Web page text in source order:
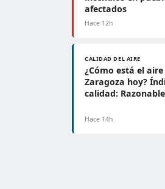
afectados
Hace 12h
CALIDAD DEL AIRE
¿Cómo está el
Zaragoza hoy?
calidad: Razonable
Hace 14h